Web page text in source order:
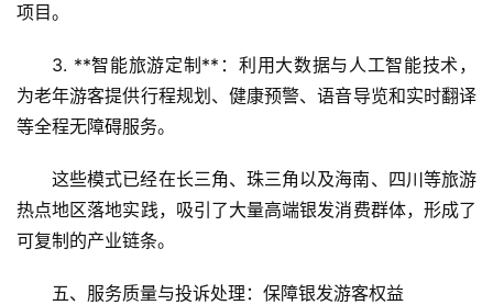
智
游
+
文
项目。
3. **智能旅游定制**：利用大数据与人工智能技术，
为老年游客提供行程规划、健康预警、语音导览和实时翻译
等全程无障碍服务。
这些模式已经在长三角、珠三角以及海南、四川等旅游
热点地区落地实践，吸引了大量高端银发消费群体，形成了
可复制的产业链条。
五、服务质量与投诉处理：保障银发游客权益